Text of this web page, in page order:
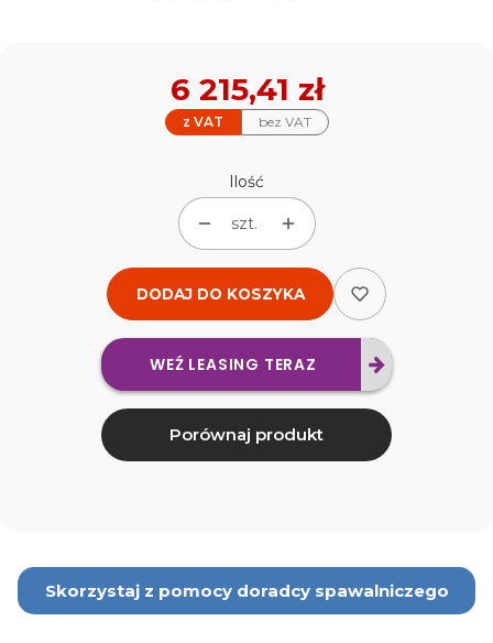
z VAT bez VAT
Cena
6 215,41 zł
Ilość
szt.
DODAJ DO KOSZYKA
WEŹ LEASING TERAZ
Porównaj produkt
Skorzystaj z pomocy doradcy spawalniczego